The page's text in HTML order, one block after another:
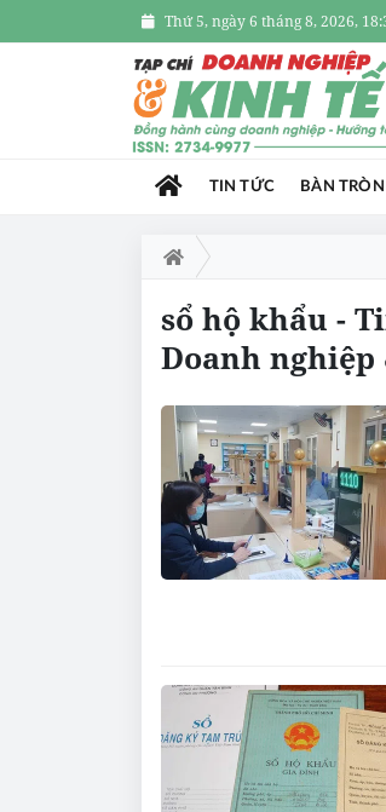
Thứ 5, ngày 6 tháng 8, 2026,
TIN TỨC BÀN TRÒN
sổ hộ khẩu -
Doanh